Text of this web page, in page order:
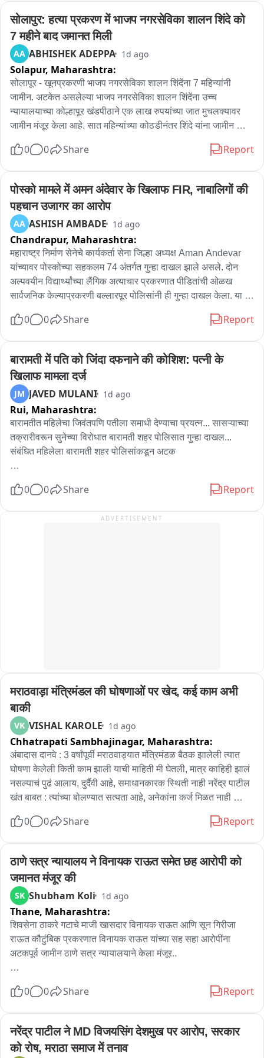
सोलापुर: हत्या प्रकरण में भाजप नगरसेविका शालन शिंदे को
7 महीने बाद जमानत मिली
AA ABHISHEK ADEPPA 1d ago
Solapur, Maharashtra:
सोलापूर - खूनप्रकरणी भाजप नगरसेविका शालन शिंदेंना 7 महिन्यांनी
जामीन. अटकेत असलेल्या भाजप नगरसेविका शालन शिंदेंना उच्च
न्यायालयाच्या कोल्हापूर खंडपीठाने एक लाख रुपयांच्या जात मुचलक्यावर
जामीन मंजूर केला आहे. सात महिन्यांच्या कोठडीनंतर शिंदे यांना जामीन
जाण्यास सक्त मनाई करण्यात आली आहे. शालन शिंदे यांचे राहते घर जोशी
मिळवणे त्यांच्या घरी राहता येणार नाही.
0 0 Share Report
पोस्को मामले में अमन अंदेवार के खिलाफ FIR, नाबालिगों की
पहचान उजागर का आरोप
AA ASHISH AMBADE 1d ago
Chandrapur, Maharashtra:
महाराष्ट्र निर्माण सेनेचे कार्यकर्ता सेना जिल्हा अध्यक्ष Aman Andevar
यांच्यावर पोस्कोच्या सहकलम 74 अंतर्गत गुन्हा दाखल झाले असले. दोन
अल्पवयीन विद्यार्थ्यांच्या लैंगिक अत्याचार प्रकरणात पीडितांची ओळख
सार्वजनिक केल्याप्रकरणी बल्लारपूर पोलिसांनी ही गुन्हा दाखल केला. या
अत्याचार झाल्याचं चार दिवसांपूर्वी बल्लारपूर पोलीस स्टेशनअंतर्गत येणाऱ्या
यांनी पीडित मुलांची ओळख काही व्हाट्सअप ग्रुप वर आणि व्यक्तींना शेअर
केली होती. त्यामुळे पीडित बालकांची प्रतिष्ठा आणि सुरक्षा धोक्यात
आणल्याचा ठपका ठेवत अमन अंदेवार यांच्यावर गुन्हा दाखल केला.
0 0 Share Report
बारामती में पति को जिंदा दफनाने की कोशिश: पत्नी के
खिलाफ मामला दर्ज
JM JAVED MULANI 1d ago
Rui, Maharashtra:
बारामतीत महिलेचा जिवंतपणि पतीला समाधी देण्याचा प्रयत्न... सासऱ्याच्या
तक्रारीवरून सुनेच्या विरोधात बारामती शहर पोलिसात गुन्हा दाखल...
संबंधित महिलेला बारामती शहर पोलिसांकडून अटक
मारहाण करीत त्याला जिवंतपणीच घरातच समाधी देण्याचा प्रयत्न केलाय. या
घेतली आणि प्रवीण जगताप यांच्या खुनाचा प्रयत्न उधळून लावला आहे.
0 0 Share Report
ADVERTISEMENT
मराठवाड़ा मंत्रिमंडल की घोषणाओं पर खेद, कई काम अभी
बाकी
VK VISHAL KAROLE 1d ago
Chhatrapati Sambhajinagar, Maharashtra:
अंबादास दानवे : 3 वर्षांपूर्वी मराठवाड्यात मंत्रिमंडळ बैठक झालेली त्यात
घोषणा केलेली किती काम झाली याची माहिती मी घेतली, मात्र काहिही झालं
नसल्याचं पुढं आलाय, दुर्दैवी आहे, समाधानकारक स्थिती नाही नरेंद्र पाटील
खंत बाबत : त्यांच्या बोलण्यात सत्यता आहे, अनेकांना कर्ज मिळत नाही
फक्त घोषणा असते मात्र मंडळ अपंग असते, त्यांची व्यथा योग्य आहे ते
ऐकतील असे मुळीच नाही, सरकार आर्थिक दृष्ट्या सक्षम नाही त्यामुळं असते
घडते आहे असे मला वाटते ओन प्रमाणपत्र रद्द : कुणबी प्रमाणपत्र शैक्षणिक
हेतूने आपण घेतले आहे नोकरी साठी घेतले आहे या प्रमाणपत्र चा राजकीय
लाभ घेऊ नये असे माझे वैयक्तिक मत आहे...
0 0 Share Report
ठाणे सत्र न्यायालय ने विनायक राऊत समेत छह आरोपी को
जमानत मंजूर की
SK Shubham Koli 1d ago
Thane, Maharashtra:
शिवसेना ठाकरे गटाचे माजी खासदार विनायक राऊत आणि सून गिरीजा
राऊत कौटुंबिक प्रकरणात विनायक राऊत यांच्या सह सहा आरोपींना
अटकपूर्व जामीन ठाणे सत्र न्यायालयाने केला मंजूर..
गिरिजा राऊत यांचे वकील सागर कदम या निकालाविरोधात उच्च न्यायालयात
धाव घेण्याची शक्यता..
0 0 Share Report
नरेंद्र पाटील ने MD विजयसिंग देशमुख पर आरोप, सरकार
को रोष, मराठा समाज में तनाव